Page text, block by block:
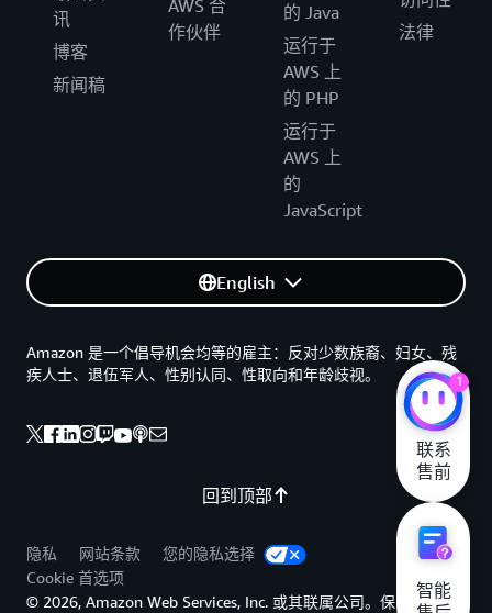
讯
博客
新闻稿
AWS 合
作伙伴
的 Java
运行于
AWS 上
的 PHP
运行于
AWS 上
的
JavaScript
法律
English
回到顶部
Amazon 是一个倡导机会均等的雇主：反对少数族裔、妇女、残
疾人士、退伍军人、性别认同、性取向和年龄歧视。
隐私 网站条款
您的隐私选择
Cookie 首选项
© 2026, Amazon Web Services, Inc. 或其联属公司。保留所有权
1
联系
售前
智能